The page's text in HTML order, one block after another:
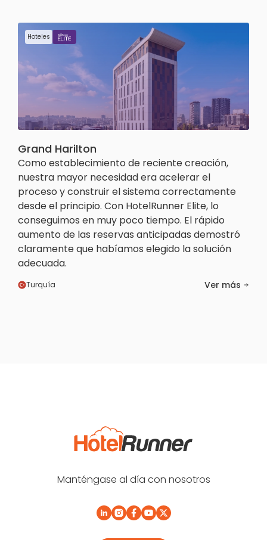
Hoteles
Grand Harilton
Como establecimiento de reciente creación,
nuestra mayor necesidad era acelerar el
proceso y construir el sistema correctamente
desde el principio. Con HotelRunner Elite, lo
conseguimos en muy poco tiempo. El rápido
aumento de las reservas anticipadas demostró
claramente que habíamos elegido la solución
adecuada.
Turquía Ver más
Manténgase al día con nosotros